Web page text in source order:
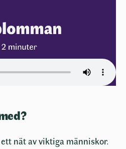
nät av viktiga människor.